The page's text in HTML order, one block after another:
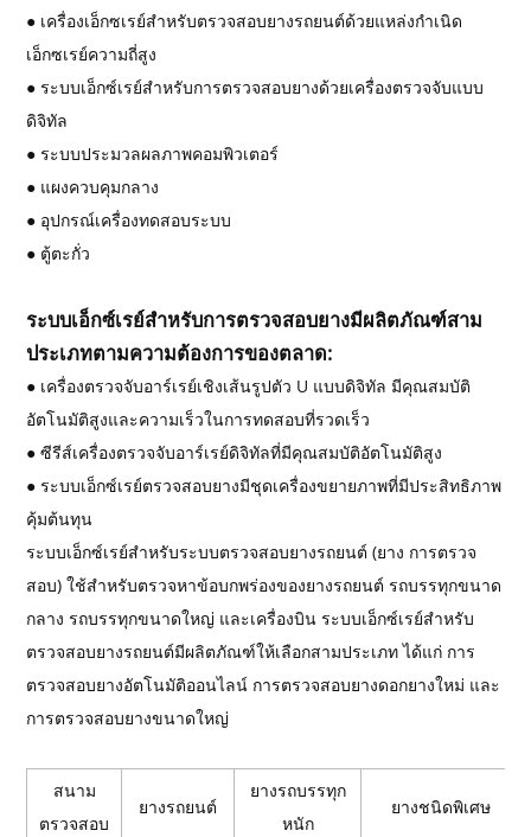
● เครื่องเอ็กซเรย์สำหรับตรวจสอบยางรถยนต์ด้วยแหล่งกำเนิด
เอ็กซเรย์ความถี่สูง
● ระบบเอ็กซ์เรย์สำหรับการตรวจสอบยางด้วยเครื่องตรวจจับแบบ
ดิจิทัล
●ระบบประมวลผลภาพคอมพิวเตอร์
● แผงควบคุมกลาง
● อุปกรณ์เครื่องทดสอบระบบ
● ตู้ตะกั่ว
ระบบเอ็กซ์เรย์สำหรับการตรวจสอบยางมีผลิตภัณฑ์สาม
ประเภทตามความต้องการของตลาด:
● เครื่องตรวจจับอาร์เรย์เชิงเส้นรูปตัว U แบบดิจิทัล มีคุณสมบัติ
อัตโนมัติสูงและความเร็วในการทดสอบที่รวดเร็ว
● ซีรีส์เครื่องตรวจจับอาร์เรย์ดิจิทัลที่มีคุณสมบัติอัตโนมัติสูง
● ระบบเอ็กซ์เรย์ตรวจสอบยางมีชุดเครื่องขยายภาพที่มีประสิทธิภาพ
คุ้มต้นทุน
ระบบเอ็กซ์เรย์สำหรับระบบตรวจสอบยางรถยนต์ (ยาง การตรวจ
สอบ) ใช้สำหรับตรวจหาข้อบกพร่องของยางรถยนต์ รถบรรทุกขนาด
กลาง รถบรรทุกขนาดใหญ่ และเครื่องบิน ระบบเอ็กซ์เรย์สำหรับ
ตรวจสอบยางรถยนต์มีผลิตภัณฑ์ให้เลือกสามประเภท ได้แก่ การ
ตรวจสอบยางอัตโนมัติออนไลน์ การตรวจสอบยางดอกยางใหม่ และ
การตรวจสอบยางขนาดใหญ่
สนาม
ตรวจสอบ
ยางรถยนต์
ยางรถบรรทุก
หนัก
ยางชนิดพิเศษ